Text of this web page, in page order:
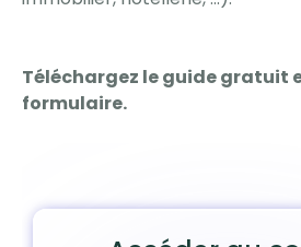
Téléchargez le guide gratuit
formulaire.